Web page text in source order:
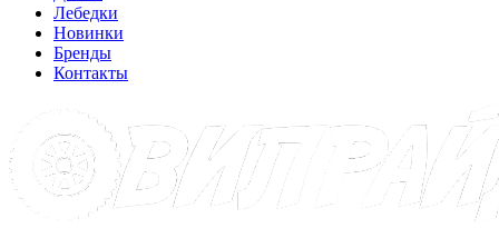
Лебедки
Новинки
Бренды
Контакты